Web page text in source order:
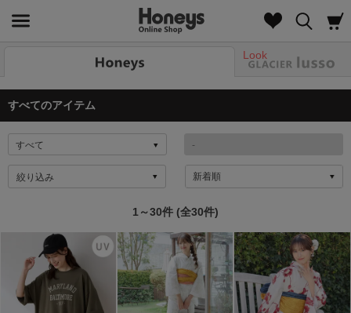
Look
すべてのアイテム
絞り込み
1～30件 (全30件)